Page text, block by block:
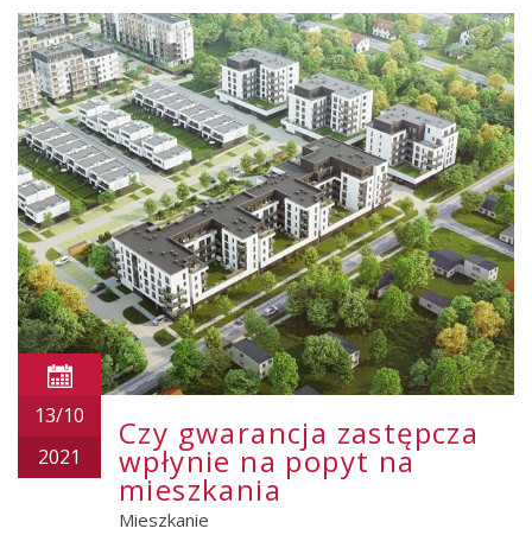
13/10
2021
Czy gwarancja zastępcza
wpłynie na popyt na
mieszkania
Mieszkanie